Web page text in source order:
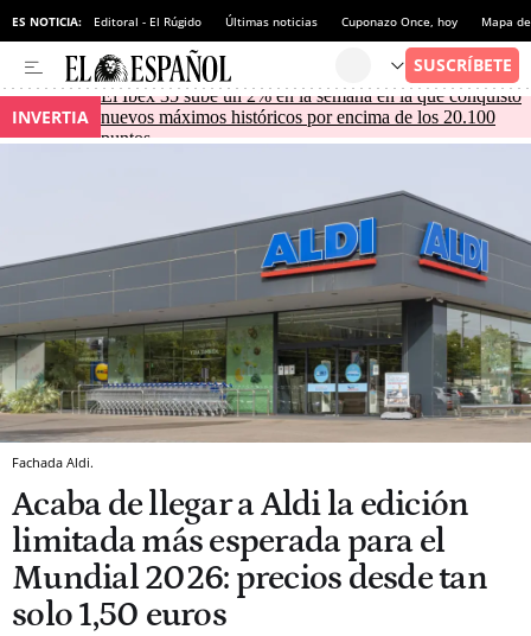
ES NOTICIA: Editoral - El Rúgido Últimas noticias Cuponazo Once, hoy Mapa
INVERTIA
El Ibex 35 sube un 2% en la semana en la que conquistó
nuevos máximos históricos por encima de los 20.100
puntos
Fachada Aldi.
Acaba de llegar a Aldi la edición
limitada más esperada para el
Mundial 2026: precios desde tan
solo 1,50 euros